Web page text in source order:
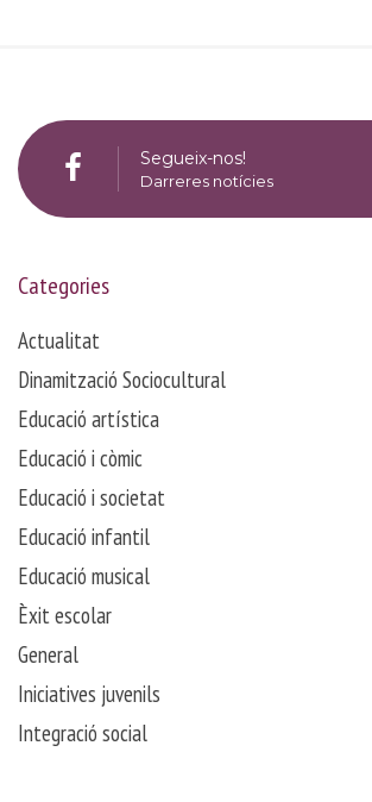
Segueix-nos!
Darreres notícies
Categories
Actualitat
Dinamització Sociocultural
Educació artística
Educació i còmic
Educació i societat
Educació infantil
Educació musical
Èxit escolar
General
Iniciatives juvenils
Integració social